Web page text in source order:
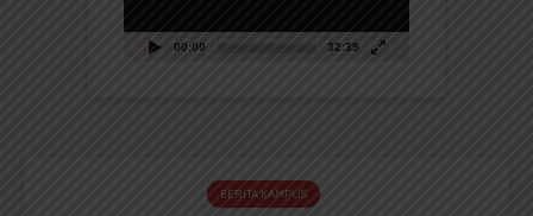
00:00 32:39
BERITA KAMPUS